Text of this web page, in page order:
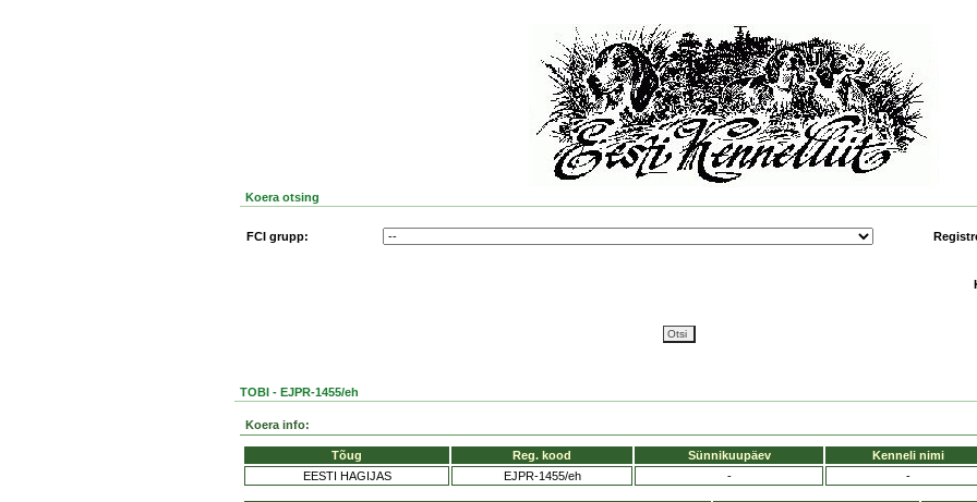
Koera otsing
FCI grupp:
TOBI - EJPR-1455/eh
Koera info:
Tõug Reg. kood Sünnikuupäev Kenneli nimi
EESTI HAGIJAS
EJPR-1455/eh - -